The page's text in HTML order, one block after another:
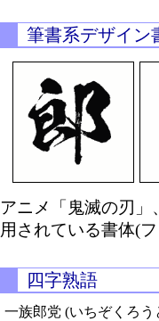
筆書系デザイン
アニメ「鬼滅の刃
用されている書体(
四字熟語
一族郎党 (いちぞくろう